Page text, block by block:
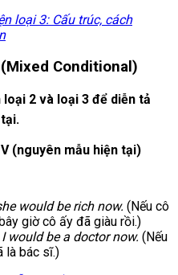
loại 3: Cấu trúc, cách
Conditional)
2 và loại 3 để diễn tả
(nguyên mẫu hiện tại)
would be rich now. (Nếu cô
giờ cô ấy đã giàu rồi.)
would be a doctor now. (Nếu
là bác sĩ.)